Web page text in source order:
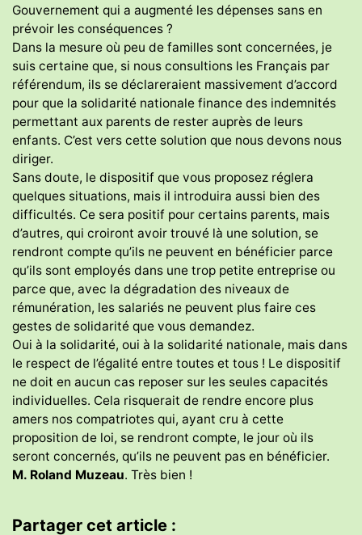
Gouvernement qui a augmenté les dépenses sans en
prévoir les conséquences ?
Dans la mesure où peu de familles sont concernées, je
suis certaine que, si nous consultions les Français par
référendum, ils se déclareraient massivement d’accord
pour que la solidarité nationale finance des indemnités
permettant aux parents de rester auprès de leurs
enfants. C’est vers cette solution que nous devons nous
diriger.
Sans doute, le dispositif que vous proposez réglera
quelques situations, mais il introduira aussi bien des
difficultés. Ce sera positif pour certains parents, mais
d’autres, qui croiront avoir trouvé là une solution, se
rendront compte qu’ils ne peuvent en bénéficier parce
qu’ils sont employés dans une trop petite entreprise ou
parce que, avec la dégradation des niveaux de
rémunération, les salariés ne peuvent plus faire ces
gestes de solidarité que vous demandez.
Oui à la solidarité, oui à la solidarité nationale, mais dans
le respect de l’égalité entre toutes et tous ! Le dispositif
ne doit en aucun cas reposer sur les seules capacités
individuelles. Cela risquerait de rendre encore plus
amers nos compatriotes qui, ayant cru à cette
proposition de loi, se rendront compte, le jour où ils
seront concernés, qu’ils ne peuvent pas en bénéficier.
M. Roland Muzeau. Très bien !
Partager cet article :